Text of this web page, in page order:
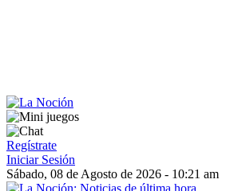
Regístrate
Iniciar Sesión
Sábado, 08 de Agosto de 2026 - 10:21 am